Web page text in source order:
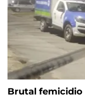
Brutal femicidio